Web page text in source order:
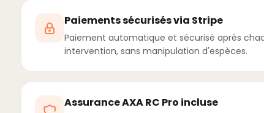
Paiements sécurisés via Stripe
Paiement automatique et sécurisé après
intervention, sans manipulation d'espèces.
Assurance AXA RC Pro incluse